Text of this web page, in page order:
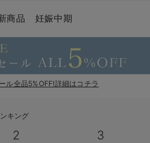
スカート
パジャマ
オフィス
きれいめ美脚パンツ派
ツィード派
セットアップ派
短肌着
セット
快適ウェア10%OFF
ジャンパースカート/
ワーク・オフィス
フォーマル / オケー
10,001円（税込）〜
女の子におススメの
定番ギフト
保温&リカバリー
レギンス・タイツ
あったか度◎
【冬のあったか特集
商品 妊娠中期
ル全品5%OFF!詳細はコチラ
キング
2 3